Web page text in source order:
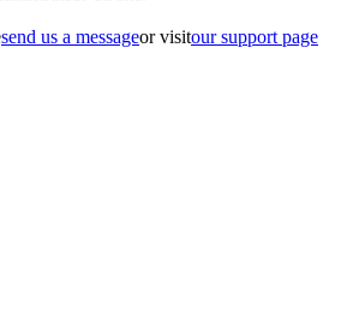
send us a messageor visitour support page